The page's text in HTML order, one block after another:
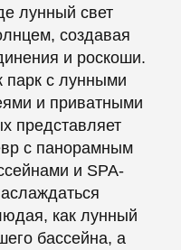
лунный свет
создавая
и роскоши.
парк с лунными
и приватными
представляет
с панорамным
и SPA-
как лунный
бассейна, а